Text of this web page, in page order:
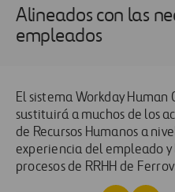
Alineados con las
empleados
El sistema Workday Human
sustituirá a muchos de los
de Recursos Humanos a
experiencia del empleado
procesos de RRHH de